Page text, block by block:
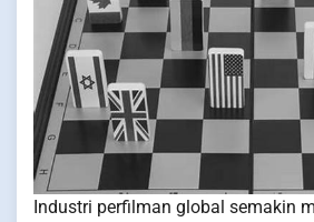
Industri perfilman global semakin